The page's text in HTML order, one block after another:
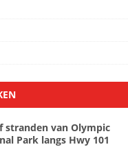
stranden van Olympic
Park langs Hwy 101